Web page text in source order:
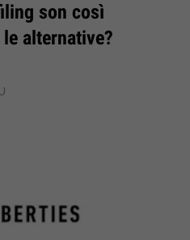
son così
alternative?